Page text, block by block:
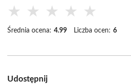
★ ★ ★ ★ ★
Średnia ocena: 4.99 Liczba ocen: 6
Udostępnij